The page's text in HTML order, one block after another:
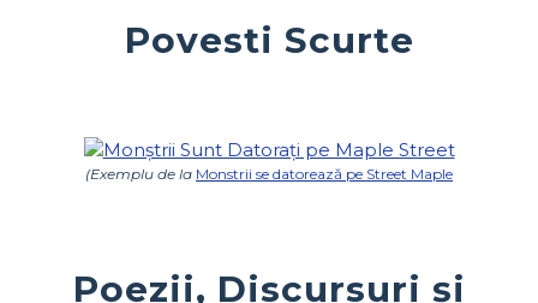
Povesti Scurte
(Exemplu de la Monstrii se datorează pe Street Maple
Poezii, Discursuri și